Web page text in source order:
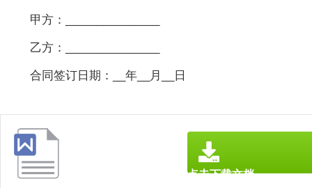
甲方：_______________
乙方：_______________
合同签订日期：__年__月__日
点击下载文档